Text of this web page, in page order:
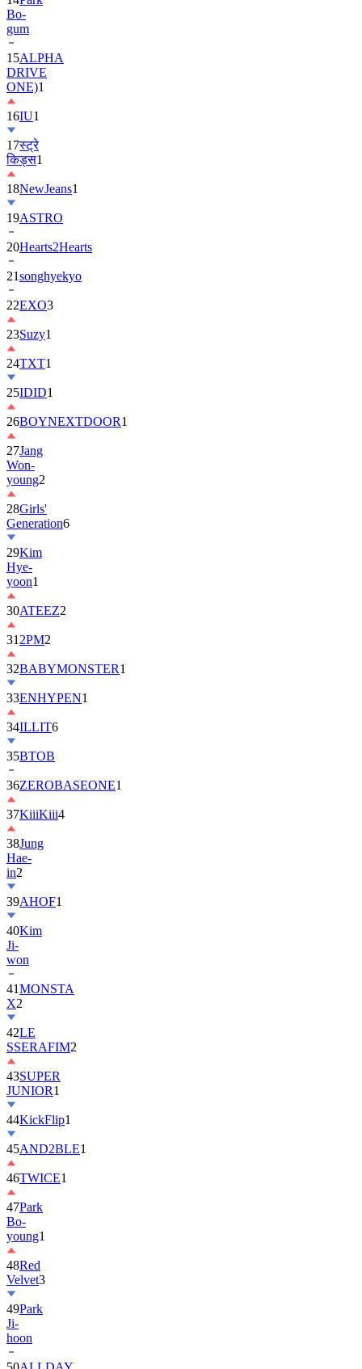
15ALPHA
DRIVE
ONE)1
16IU1
17स्ट्रे
किड्स
18NewJeans
19ASTRO
20Hearts2Hearts
21songhyekyo
22EXO3
23Suzy1
24TXT1
25IDID1
26BOYNEXTDOOR
27Jang
Won-
young2
28Girls'
Generation
29Kim
Hye-
yoon1
30ATEEZ
312PM2
32 BABYMONSTER
33ENHYPEN1
34ILLIT6
35BTOB
36ZEROBASEONE
37KiiiKiii4
38Jung
Hae-
in2
39AHOF
40Kim
Ji-
won
41MONSTA
X
42LE
SSERAFIM
43SUPER
JUNIOR
44KickFlip
45AND2BLE
46TWICE1
47Park
Bo-
young1
48Red
Velvet
49Park
Ji-
hoon
50ALLDAY
PROJECT